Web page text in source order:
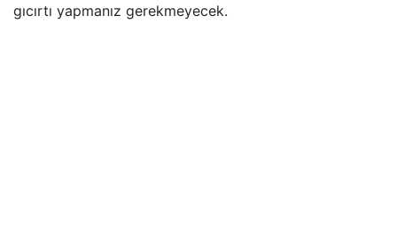
gıcırtı yapmanız gerekmeyecek.